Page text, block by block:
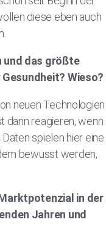
diese eben auch
und das größte
Wieso?
neuen Technologien
dann reagieren, wenn
spielen hier eine
bewusst werden,
in der
Jahren und